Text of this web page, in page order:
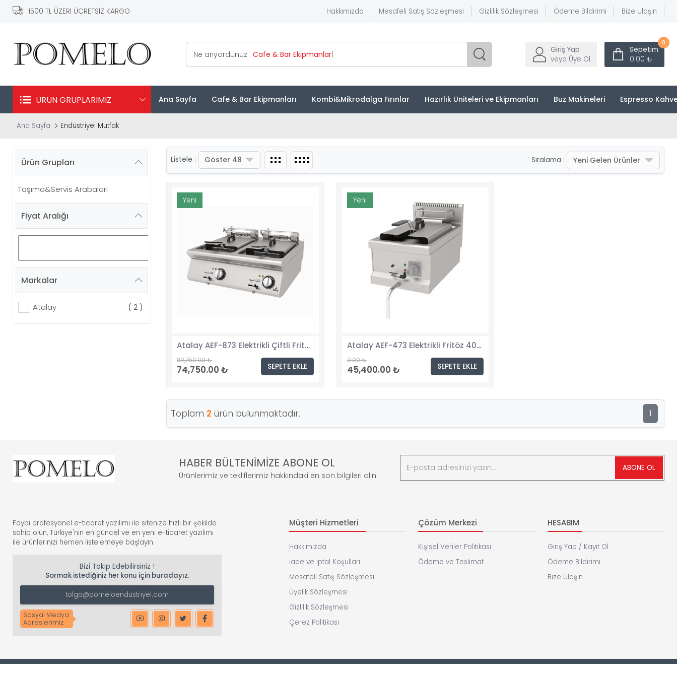
1500 TL ÜZERİ ÜCRETSİZ KARGO Hakkımızda Mesafeli Satış Sözleşmesi Gizlilik Sözleşmesi Ödeme Bildirimi Bize Ulaşın
Ne arıyordunuz : Cafe & Bar Ekip|
Giriş Yap
veya Üye Ol
Sepetim
0.00 ₺
0
ÜRÜN GRUPLARIMIZ Ana Sayfa Cafe & Bar Ekipmanları Kombi&Mikrodalga Fırınlar Hazırlık Üniteleri ve Ekipmanları Buz Makineleri Espresso
Ana Sayfa Endüstriyel Mutfak
Ürün Grupları
Taşıma&Servis Arabaları
Fiyat Aralığı
Markalar
Atalay ( 2 )
Listele : Göster 48 Sıralama : Yeni Gelen Ürünler
Yeni
Atalay AEF-873 Elektrikli Çiftli Fritöz, 12+12 Lt, 80X73X30 cm
82,750.00 ₺
74,750.00 ₺ SEPETE EKLE
Yeni
Atalay AEF-473 Elektrikli Fritöz 40X73X30 cm
0.00 ₺
45,400.00 ₺ SEPETE EKLE
Toplam 2 ürün bulunmaktadır. 1
HABER BÜLTENİMİZE ABONE OL
Ürünlerimiz ve tekliflerimiz hakkındaki en son bilgileri alın.
ABONE OL
Foybi profesyonel e-ticaret yazılımı ile sitenize hızlı bir şekilde
sahip olun, Türkiye'nin en güncel ve en yeni e-ticaret yazılımı
ile ürünlerinizi hemen listelemeye başlayın.
Bizi Takip Edebilirsiniz !
Sormak istediğiniz her konu için buradayız.
tolga@pomeloendustriyel.com
Sosyal Medya
Adreslerimiz
Müşteri Hizmetleri
Hakkımızda
İade ve İptal Koşulları
Mesafeli Satış Sözleşmesi
Üyelik Sözleşmesi
Gizlilik Sözleşmesi
Çerez Politikası
Çözüm Merkezi
Kişisel Veriler Politikası
Ödeme ve Teslimat
HESABIM
Giriş Yap / Kayıt Ol
Ödeme Bildirimi
Bize Ulaşın